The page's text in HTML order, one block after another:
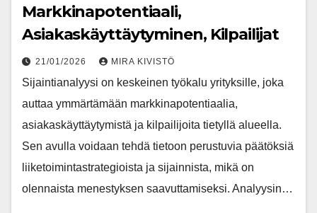
Markkinapotentiaali,
Asiakaskäyttäytyminen, Kilpailijat
21/01/2026 MIRA KIVISTÖ
Sijaintianalyysi on keskeinen työkalu yrityksille, joka
auttaa ymmärtämään markkinapotentiaalia,
asiakaskäyttäytymistä ja kilpailijoita tietyllä alueella.
Sen avulla voidaan tehdä tietoon perustuvia päätöksiä
liiketoimintastrategioista ja sijainnista, mikä on
olennaista menestyksen saavuttamiseksi. Analyysin…